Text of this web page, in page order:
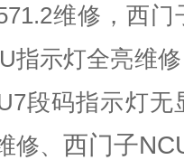
维修，西
指示灯全亮维
段码指示灯
、 西门子